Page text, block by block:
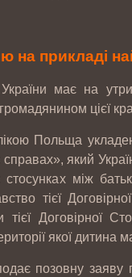
на прикладі
має на
цієї
Польща
справах», який
між
тієї
тієї Договірної
якої дитина
позовну заяву